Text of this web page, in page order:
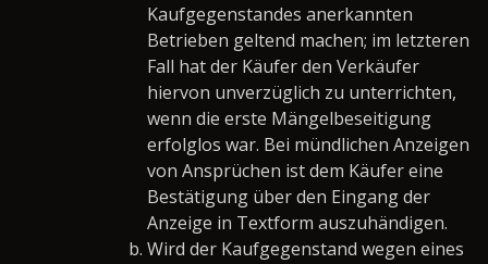
Kaufgegenstandes anerkannten
Betrieben geltend machen; im letzteren
Fall hat der Käufer den Verkäufer
hiervon unverzüglich zu unterrichten,
wenn die erste Mängelbeseitigung
erfolglos war. Bei mündlichen Anzeigen
von Ansprüchen ist dem Käufer eine
Bestätigung über den Eingang der
Anzeige in Textform auszuhändigen.
Wird der Kaufgegenstand wegen eines